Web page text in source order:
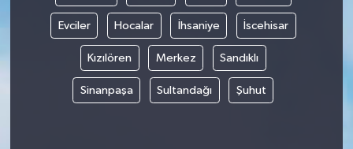
Evciler Hocalar İhsaniye İscehisar
Kızılören Merkez Sandıklı
Sinanpaşa Sultandağı Şuhut